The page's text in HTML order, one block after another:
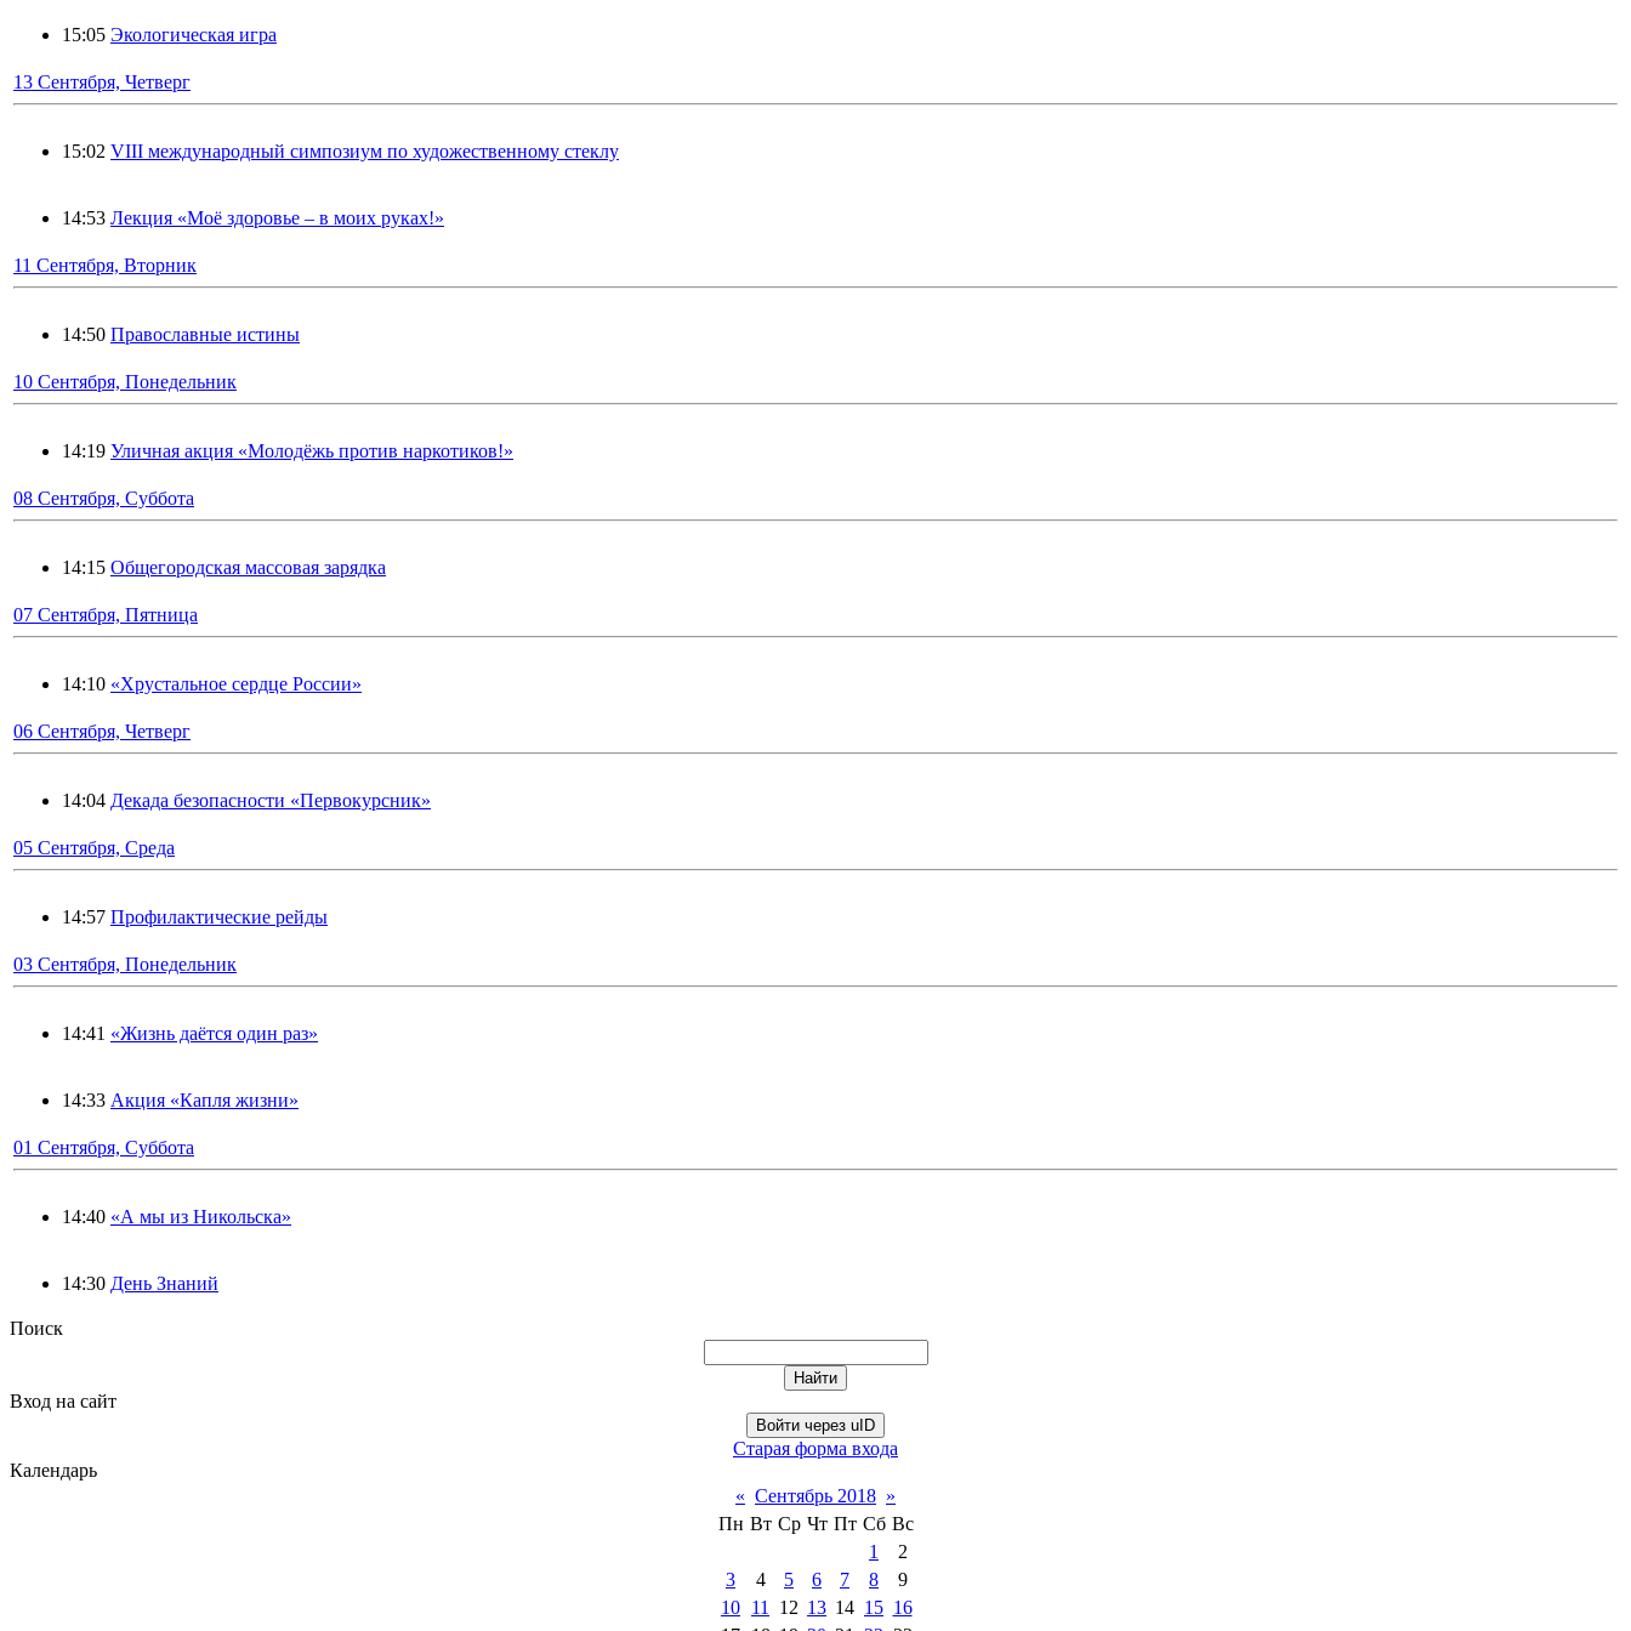
15:05 Экологическая игра
13 Сентября, Четверг
15:02 VIII международный симпозиум по художественному стеклу
14:53 Лекция «Моё здоровье – в моих руках!»
11 Сентября, Вторник
14:50 Православные истины
10 Сентября, Понедельник
14:19 Уличная акция «Молодёжь против наркотиков!»
08 Сентября, Суббота
14:15 Общегородская массовая зарядка
07 Сентября, Пятница
14:10 «Хрустальное сердце России»
06 Сентября, Четверг
14:04 Декада безопасности «Первокурсник»
05 Сентября, Среда
14:57 Профилактические рейды
03 Сентября, Понедельник
14:41 «Жизнь даётся один раз»
14:33 Акция «Капля жизни»
01 Сентября, Суббота
14:40 «А мы из Никольска»
14:30 День Знаний
Поиск
Вход на сайт
Войти через uID
Старая форма входа
Календарь
« Сентябрь 2018 »
Пн Вт Ср Чт Пт Сб Вс
1
2
3
4 5 6 7 8
9
10 11 12 13 14 15 16